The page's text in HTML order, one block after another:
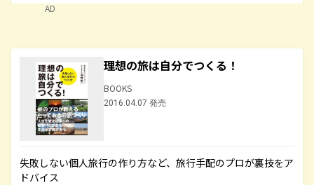
AD
理想の旅は自分でつくる！
BOOKS
2016.04.07 発売
失敗しない個人旅行の作り方など、旅行手配のプロが裏技をア
ドバイス